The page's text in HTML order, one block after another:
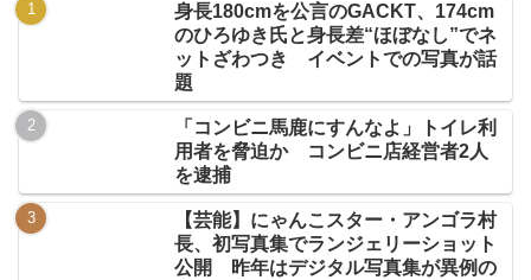
身長180cmを公言のGACKT、174cm
のひろゆき氏と身長差“ほぼなし”でネ
ットざわつき イベントでの写真が話
題
「コンビニ馬鹿にすんなよ」トイレ利
用者を脅迫か コンビニ店経営者2人
を逮捕
【芸能】にゃんこスター・アンゴラ村
長、初写真集でランジェリーショット
公開 昨年はデジタル写真集が異例の